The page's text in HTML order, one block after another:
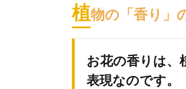
植物の「香り」
お花の香りは、
表現なのです。